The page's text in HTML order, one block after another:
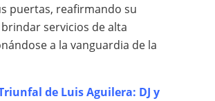
puertas, reafirmando su
servicios de alta
a la vanguardia de la
de Luis Aguilera: DJ y